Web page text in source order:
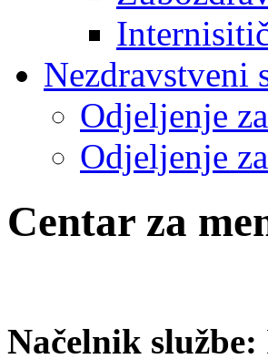
Nezdravstveni
Odjeljenje
Odjeljenje
Centar za
Načelnik službe: